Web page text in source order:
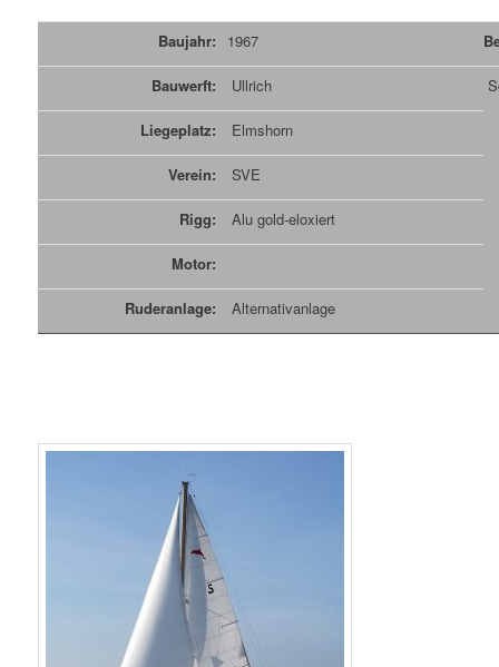
Baujahr: 1967
Bauwerft: Ullrich
Liegeplatz: Elmshorn
Verein: SVE
Rigg: Alu gold-eloxiert
Motor:
Ruderanlage: Alternativanlage